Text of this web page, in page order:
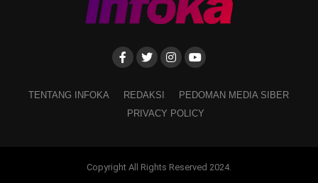
TENTANG INFOKA REDAKSI
PEDOMAN MEDIA SIBER
PRIVACY POLICY
Copyright All Rights Reserved 2024.